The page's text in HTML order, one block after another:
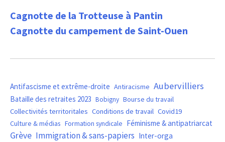
Cagnotte de la Trotteuse à Pantin
Cagnotte du campement de Saint-Ouen
Antifascisme et extrême-droite Antiracisme Aubervilliers
Bataille des retraites 2023 Bobigny Bourse du travail
Collectivités territoritales Conditions de travail Covid19
Culture & médias Formation syndicale Féminisme & antipatriarcat
Grève Immigration & sans-papiers Inter-orga